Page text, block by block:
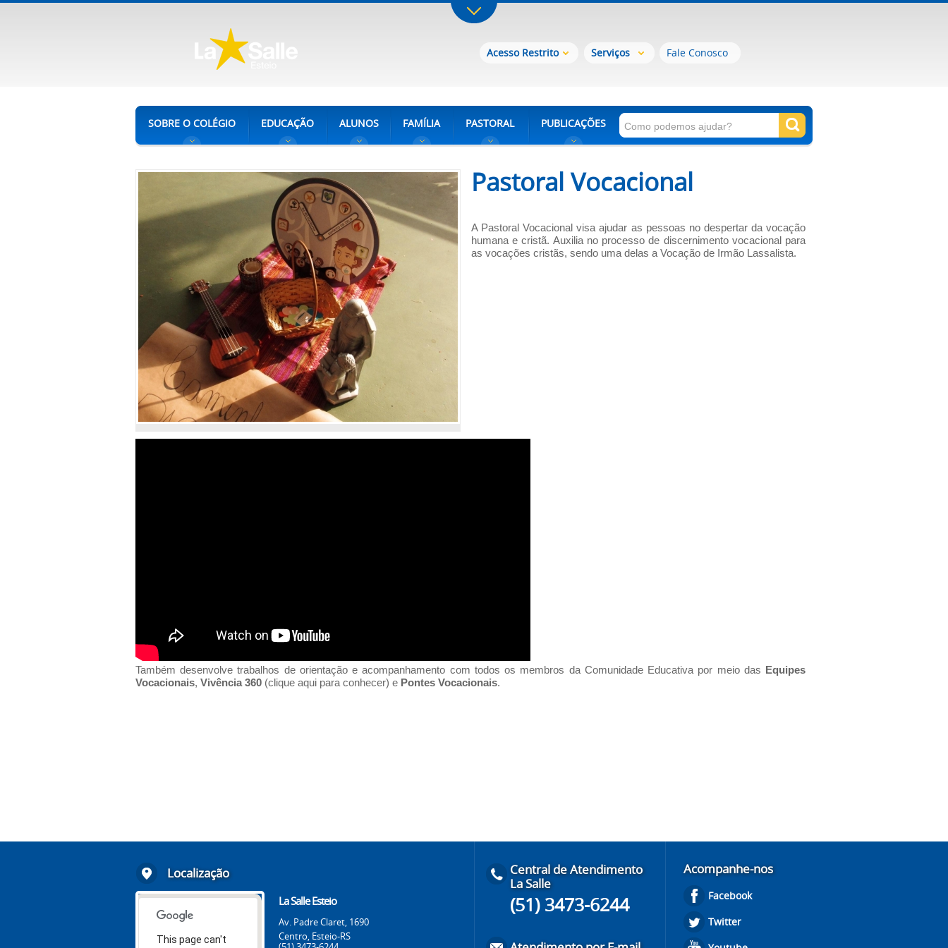
Acesso Restrito Serviços Fale Conosco
SOBRE O COLÉGIO EDUCAÇÃO ALUNOS FAMÍLIA PASTORAL PUBLICAÇÕES
Pastoral Vocacional
A Pastoral Vocacional visa ajudar as pessoas no despertar da vocação
humana e cristã. Auxilia no processo de discernimento vocacional para
as vocações cristãs, sendo uma delas a Vocação de Irmão Lassalista.
Também desenvolve trabalhos de orientação e acompanhamento com todos os membros da Comunidade Educativa por meio das Equipes
Vocacionais, Vivência 360 (clique aqui para conhecer) e Pontes Vocacionais.
Localização
This page can't
La Salle Esteio
Av. Padre Claret, 1690
Centro, Esteio-RS
Central de Atendimento
La Salle
(51) 3473-6244
Acompanhe-nos
Facebook
Twitter